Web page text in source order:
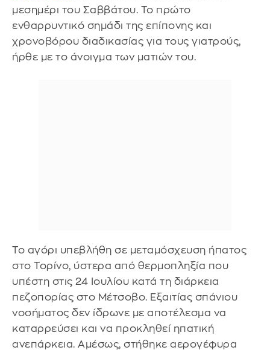
μεσημέρι του Σαββάτου. Το πρώτο
ενθαρρυντικό σημάδι της επίπονης και
χρονοβόρου διαδικασίας για τους γιατρούς,
ήρθε με το άνοιγμα των ματιών του.
Το αγόρι υπεβλήθη σε μεταμόσχευση ήπατος
στο Τορίνο, ύστερα από θερμοπληξία που
υπέστη στις 24 Ιουλίου κατά τη διάρκεια
πεζοπορίας στο Μέτσοβο. Εξαιτίας σπάνιου
νοσήματος δεν ίδρωνε με αποτέλεσμα να
καταρρεύσει και να προκληθεί ηπατική
ανεπάρκεια. Αμέσως, στήθηκε αερογέφυρα